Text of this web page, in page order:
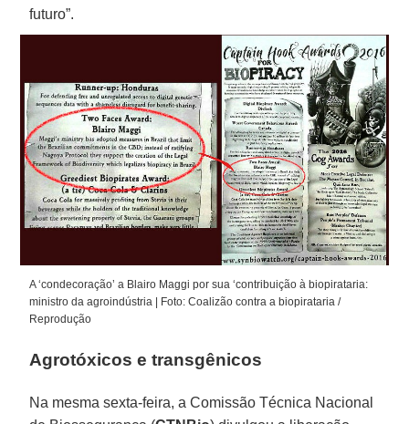
futuro”.
A ‘condecoração’ a Blairo Maggi por sua ‘contribuição à biopirataria:
ministro da agroindústria | Foto: Coalizão contra a biopirataria /
Reprodução
Agrotóxicos e transgênicos
Na mesma sexta-feira, a Comissão Técnica Nacional